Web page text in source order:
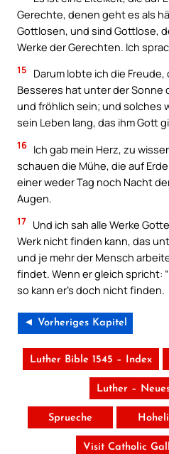
Gerechte, denen geht es als
Gottlosen, und sind Gottlose,
Werke der Gerechten. Ich
15
Darum lobte ich die
Besseres hat unter der Sonne
und fröhlich sein; und solches
sein Leben lang, das ihm Gott
16 Ich gab mein Herz, zu
schauen die Mühe, die auf
einer weder Tag noch Nacht
Augen.
17 Und ich sah alle Werke
Werk nicht finden kann, das
und je mehr der Mensch
findet. Wenn er gleich spricht:
so kann er’s doch nicht finden.
◄ Vorheriges Kapitel
Luther Bible 1545 – Index
Luther –
Sprueche
Visit Catholic